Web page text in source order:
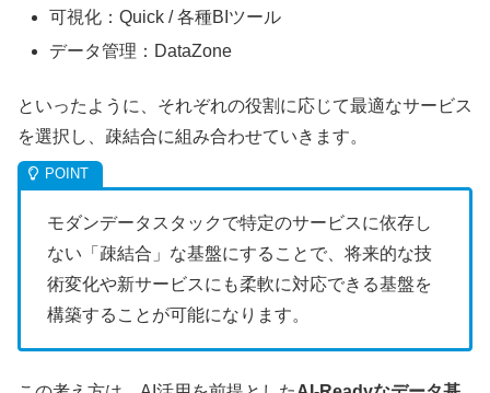
可視化：Quick / 各種BIツール
データ管理：DataZone
といったように、それぞれの役割に応じて最適なサービス
を選択し、疎結合に組み合わせていきます。
モダンデータスタックで特定のサービスに依存し
ない「疎結合」な基盤にすることで、将来的な技
術変化や新サービスにも柔軟に対応できる基盤を
構築することが可能になります。